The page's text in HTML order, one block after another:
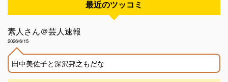
最近のツッコミ
素人さん＠芸人速報
2026/6/15
田中美佐子と深沢邦之もだな